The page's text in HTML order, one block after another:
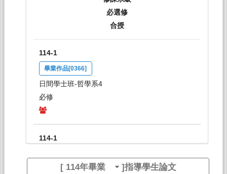
必選修
合授
114-1
畢業作品[0366]
日間學士班-哲學系4
必修
114-1
研究所-哲學碩,專班,博1
[ 114年畢業 ]指導學生論文